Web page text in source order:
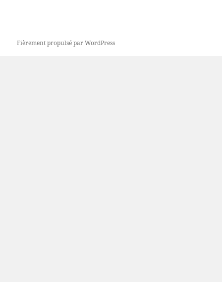
Fièrement propulsé par WordPress